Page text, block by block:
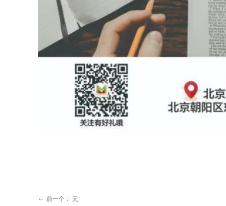
ꂃ 前一个： 无